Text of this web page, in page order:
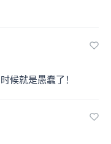
候就是愚蠢了！